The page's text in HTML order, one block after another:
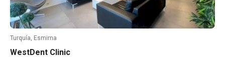
Turquía, Esmirna
WestDent Clinic